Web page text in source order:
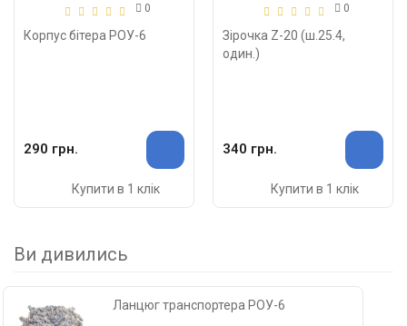
0
Корпус бітера РОУ-6
290 грн.
Купити в 1 клік
0
Зірочка Z-20 (ш.25.4,
один.)
340 грн.
Купити в 1 клік
Ви дивились
Ланцюг транспортера РОУ-6